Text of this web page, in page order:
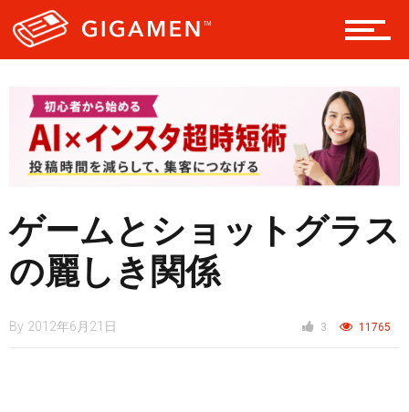
ニュース
ゲームとショットグラス
の麗しき関係
By 2012年6月21日 3 11765